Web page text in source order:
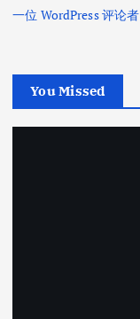
一位 WordPress 评论者
You Missed